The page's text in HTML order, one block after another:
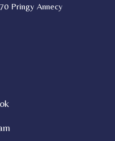
Pringy Annecy